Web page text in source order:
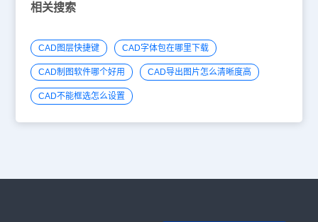
相关搜索
CAD图层快捷键 CAD字体包在哪里下载
CAD制图软件哪个好用 CAD导出图片怎么清晰度高
CAD不能框选怎么设置